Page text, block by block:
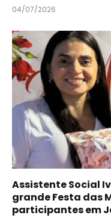
04/07/2026
Assistente Social
grande Festa das
participantes em